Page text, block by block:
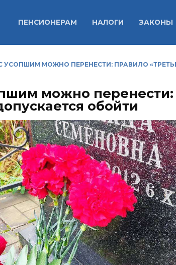
ПЕНСИОНЕРАМ НАЛОГИ ЗАКОНЫ
УСОПШИМ МОЖНО ПЕРЕНЕСТИ: ПРАВИЛО
можно перенести:
обойти